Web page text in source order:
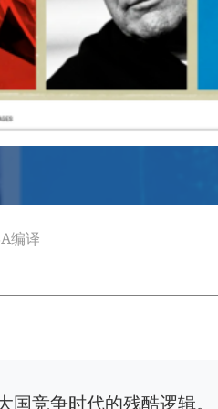
编译
竞争时代的残酷逻辑。